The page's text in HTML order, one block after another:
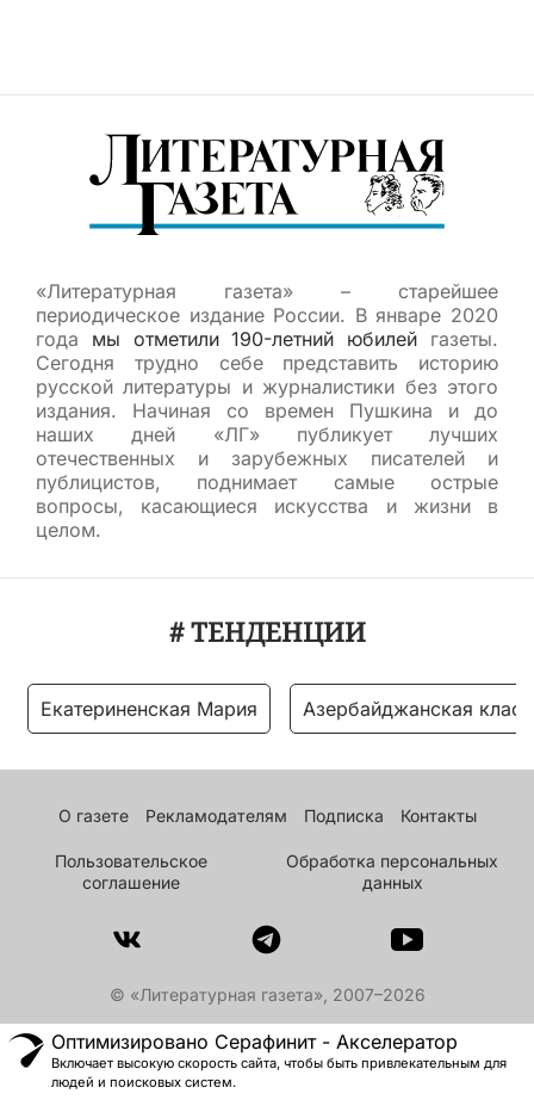
«Литературная газета» – старейшее
периодическое издание России. В январе 2020
года мы отметили 190-летний юбилей газеты.
Сегодня трудно себе представить историю
русской литературы и журналистики без этого
издания. Начиная со времен Пушкина и до
наших дней «ЛГ» публикует лучших
отечественных и зарубежных писателей и
публицистов, поднимает самые острые
вопросы, касающиеся искусства и жизни в
целом.
# ТЕНДЕНЦИИ
Екатериненская Мария Азербайджанская
О газете Рекламодателям Подписка Контакты
Пользовательское
соглашение
Обработка персональных
данных
© «Литературная газета», 2007–2026
Оптимизировано Серафинит - Акселератор
Включает высокую скорость сайта, чтобы быть привлекательным для
людей и поисковых систем.